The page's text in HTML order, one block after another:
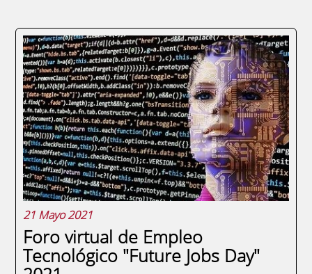
21 Mayo 2021
Foro virtual de Empleo
Tecnológico "Future Jobs Day"